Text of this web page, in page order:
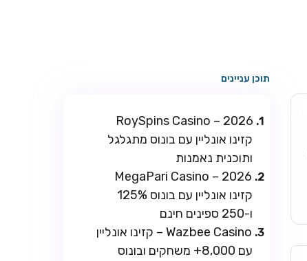
תוכן עניינים
RoySpins Casino – 2026
קזינו אונליין עם בונוס מתגלגל
ותוכנית נאמנות
MegaPari Casino – 2026
קזינו אונליין עם בונוס 125%
ו-250 ספינים חינם
Wazbee Casino – קזינו אונליין
עם 8,000+ משחקים ובונוס